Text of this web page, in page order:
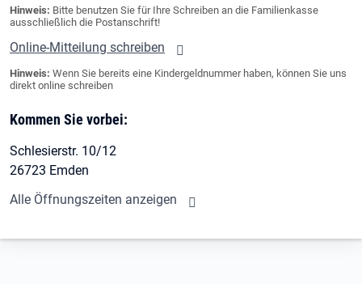
Hinweis: Bitte benutzen Sie für Ihre Schreiben an die Familienkasse
ausschließlich die Postanschrift!
Online-Mitteilung schreiben
Hinweis: Wenn Sie bereits eine Kindergeldnummer haben, können Sie uns
direkt online schreiben
Kommen Sie vorbei:
Schlesierstr. 10/12
26723 Emden
Alle Öffnungszeiten anzeigen